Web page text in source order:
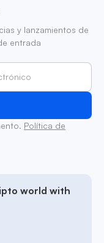
y lanzamientos de
entrada
Política de
world with